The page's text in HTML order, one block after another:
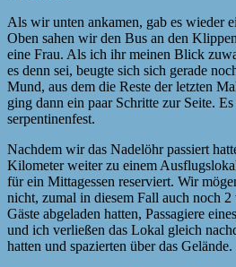
Als wir unten ankamen, gab es wieder
Oben sahen wir den Bus an den
eine Frau. Als ich ihr meinen Blick
es denn sei, beugte sich sich gerade
Mund, aus dem die Reste der letzten
ging dann ein paar Schritte zur Seite.
serpentinenfest.
Nachdem wir das Nadelöhr passiert
Kilometer weiter zu einem
für ein Mittagessen reserviert. Wir
nicht, zumal in diesem Fall auch noch
Gäste abgeladen hatten, Passagiere
und ich verließen das Lokal gleich
hatten und spazierten über das Gelände.